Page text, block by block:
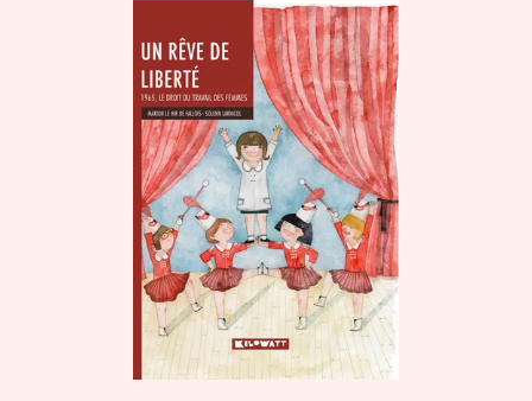
Tales and classics in french
Fable, myth, literature and poetry
Princesses and princes, kings, queens and dragons